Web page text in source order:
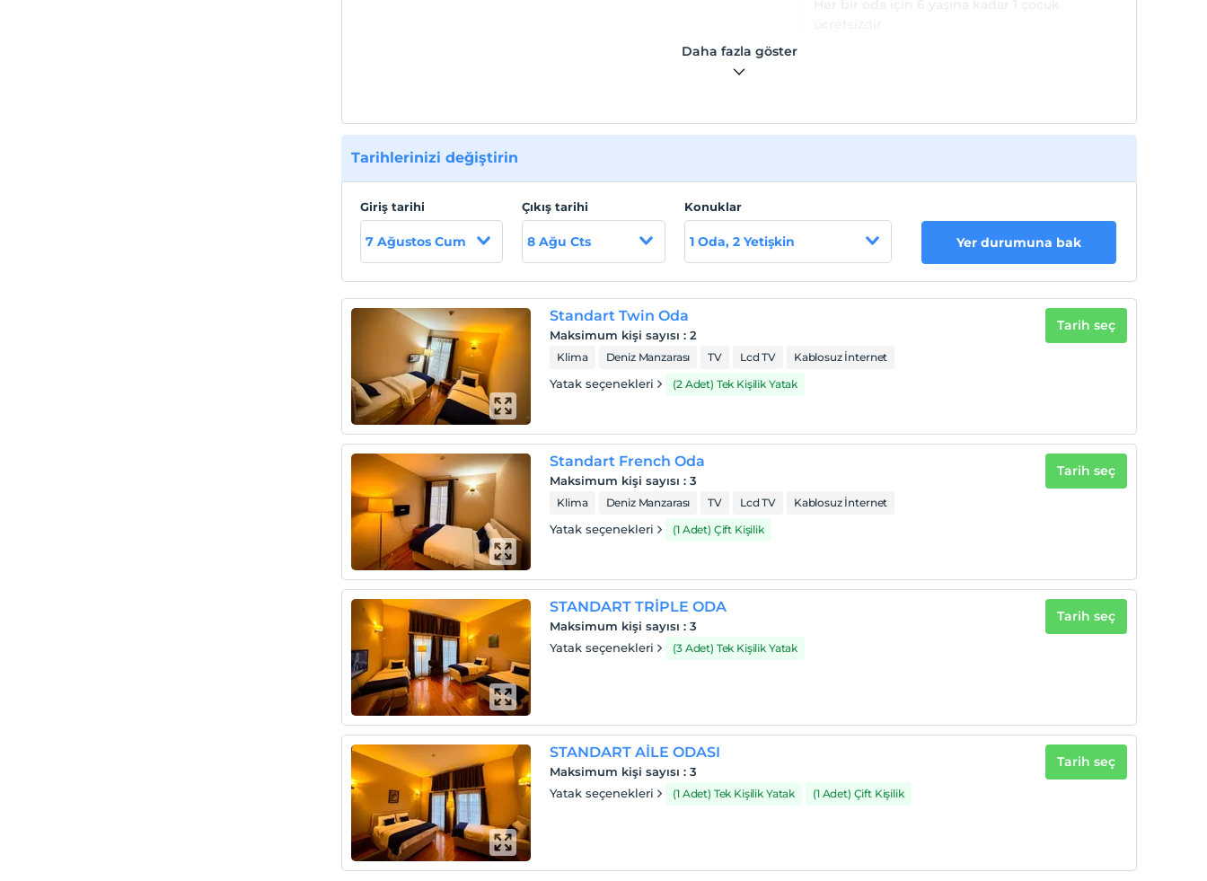
Daha fazla göster
Tarihlerinizi değiştirin
Giriş tarihi
7 Ağustos Cum
Çıkış tarihi
8 Ağu Cts
Konuklar
1 Oda, 2 Yetişkin Yer durumuna bak
Standart Twin Oda
Maksimum kişi sayısı :2
Klima Deniz Manzarası TV Lcd TV Kablosuz İnternet
Yatak seçenekleri (2 Adet) Tek Kişilik Yatak
Tarih seç
Standart French Oda
Maksimum kişi sayısı :3
Klima Deniz Manzarası TV Lcd TV Kablosuz İnternet
Yatak seçenekleri (1 Adet) Çift Kişilik
Tarih seç
STANDART TRİPLE ODA
Maksimum kişi sayısı :3
Yatak seçenekleri
(3 Adet) Tek Kişilik Yatak
Tarih seç
STANDART AİLE ODASI
Maksimum kişi sayısı :3
Yatak seçenekleri
(1 Adet) Tek Kişilik Yatak (1 Adet) Çift Kişilik
Tarih seç